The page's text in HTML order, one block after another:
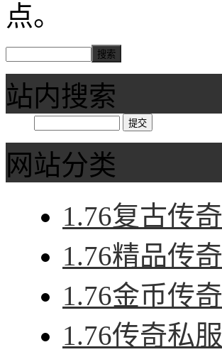
点。
站内搜索
网站分类
1.76复古传奇
1.76精品传奇
1.76金币传奇
1.76传奇私服